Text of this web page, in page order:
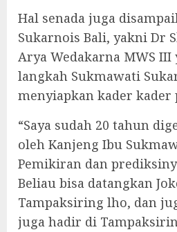
Hal senada juga
Sukarnois Bali, yakni Dr
Arya Wedakarna MWS
langkah Sukmawati
menyiapkan kader kader
“Saya sudah 20 tahun
oleh Kanjeng Ibu
Pemikiran dan
Beliau bisa datangkan
Tampaksiring lho, dan
juga hadir di